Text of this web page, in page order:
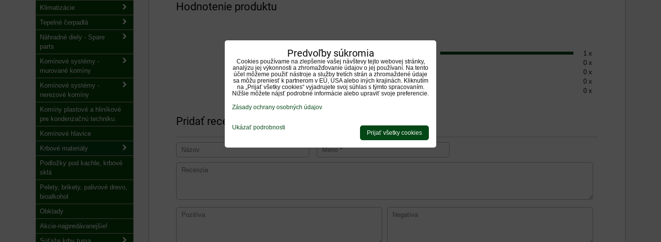
Hodnotenie produktu
5 /5
1 hodnotení
Pridať recenziu
1 x
0 x
0 x
0 x
0 x
Pridať recenziu
Klimatizácie
Tepelné čerpadlá
Náhradné diely - Spare
parts
Komínové systémy -
murované komíny
Komínové systémy -
nerezové komíny
Komíny plastové a hliníkové
pre kondenzačnú techniku.
Komínové hlavice
Krbové materiály
Podložky pod kachle, krbové
sklá
Pelety, brikety, palivové drevo,
bioalkohol
Obklady
Akcie-najpredávanejšie!
Predvoľby súkromia
Cookies používame na zlepšenie vašej návštevy tejto webovej stránky,
analýzu jej výkonnosti a zhromažďovanie údajov o jej používaní. Na tento
účel môžeme použiť nástroje a služby tretích strán a zhromaždené údaje
sa môžu preniesť k partnerom v EÚ, USA alebo iných krajinách. Kliknutím
na „Prijať všetky cookies“ vyjadrujete svoj súhlas s týmto spracovaním.
Nižšie môžete nájsť podrobné informácie alebo upraviť svoje preferencie.
Zásady ochrany osobných údajov
Ukázať podrobnosti
Prijať všetky cookies